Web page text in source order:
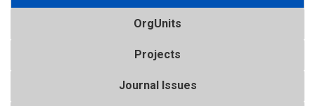
OrgUnits
Projects
Journal Issues